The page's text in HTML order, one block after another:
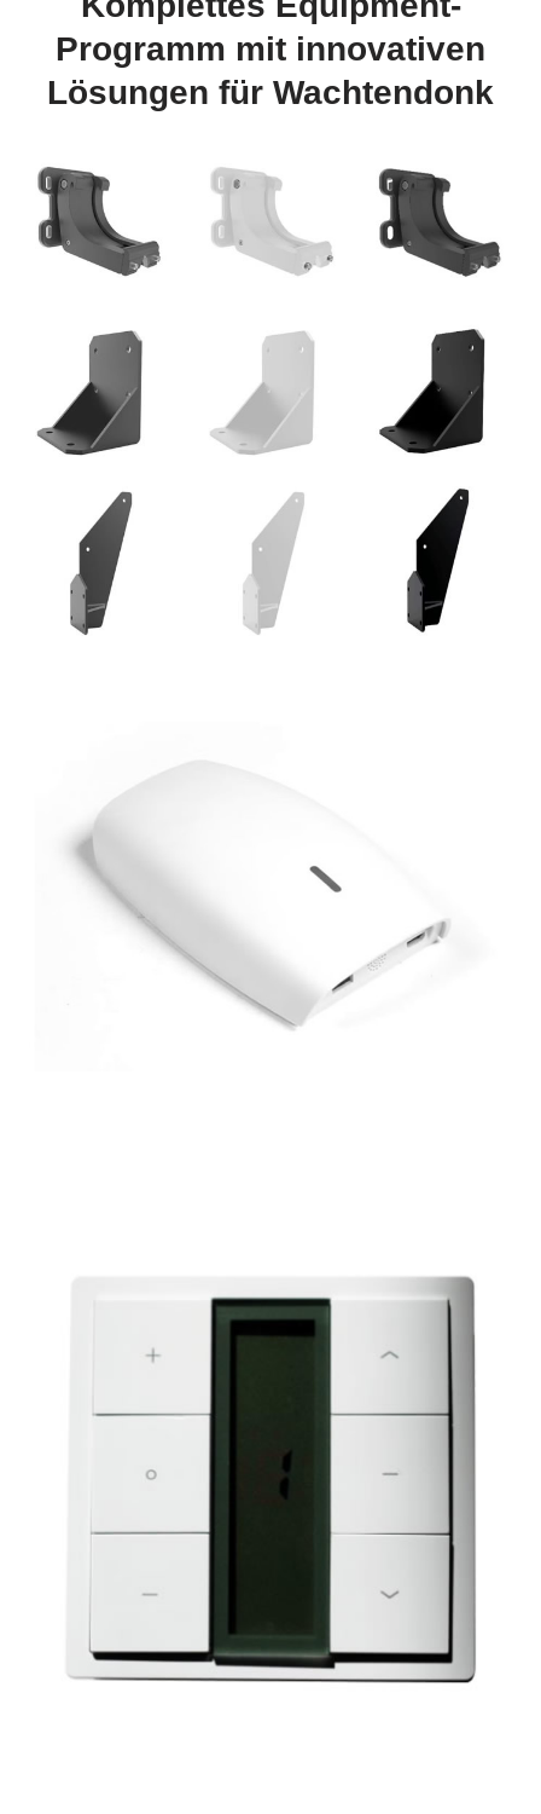
Programm mit innovativen
Lösungen für Wachtendonk